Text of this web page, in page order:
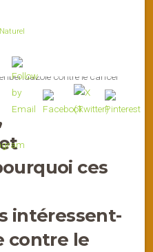
ces
intéressent-
contre le